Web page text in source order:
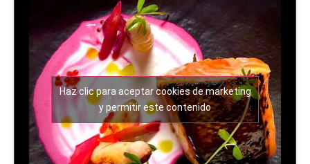
Haz clic para aceptar cookies de marketing
y permitir este contenido